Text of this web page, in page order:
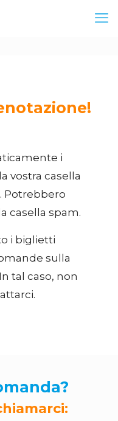
i
vostra casella
Potrebbero
casella spam.
i biglietti
sulla
tal caso, non